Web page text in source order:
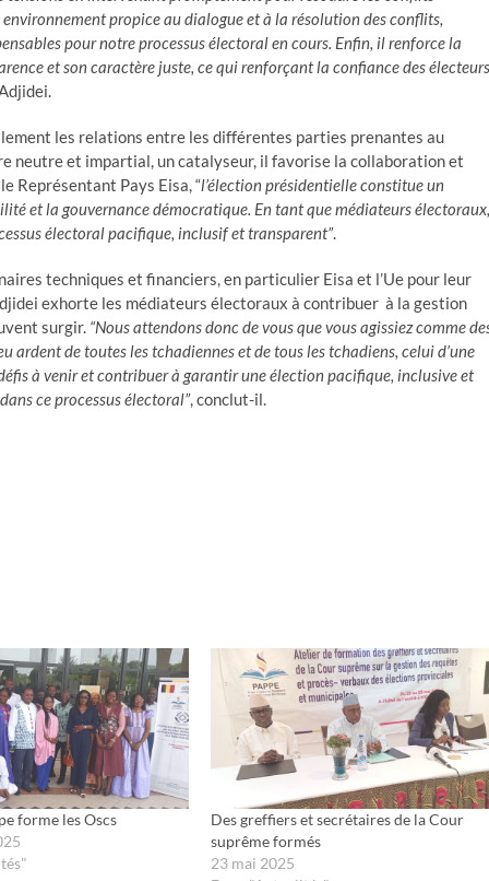
propice au dialogue et à la résolution des conflits,
pour notre processus électoral en cours. Enfin, il renforce la
et son caractère juste, ce qui renforçant la confiance des électeurs
les relations entre les différentes parties prenantes au
neutre et impartial, un catalyseur, il favorise la collaboration et
Représentant Pays Eisa, “l’élection présidentielle constitue un
et la gouvernance démocratique. En tant que médiateurs électoraux,
électoral pacifique, inclusif et transparent”.
techniques et financiers, en particulier Eisa et l’Ue pour leur
exhorte les médiateurs électoraux à contribuer à la gestion
surgir. “Nous attendons donc de vous que vous agissiez comme
de toutes les tchadiennes et de tous les tchadiens, celui d’une
à venir et contribuer à garantir une élection pacifique, inclusive et
ce processus électoral”, conclut-il.
forme les Oscs
Des greffiers et secrétaires de la Cour
suprême formés
23 mai 2025